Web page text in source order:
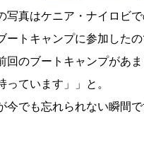
写真はケニア・ナイロビ
ートキャンプに参加した
回のブートキャンプがあ
っています」」と。
今でも忘れられない瞬間で